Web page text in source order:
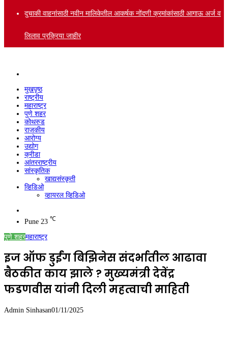
दुचाकी वाहनांसाठी नवीन मालिकेतील आकर्षक नोंदणी क्रमांकांसाठी आगाऊ अर्ज व
लिलाव प्रक्रिया जाहीर
मुखपृष्ठ
राष्ट्रीय
महाराष्ट्र
पुणे शहर
कोथरुड
राजकीय
आरोग्य
उद्योग
क्रीडा
आंतरराष्ट्रीय
सांस्कृतिक
खाद्यसंस्कृती
व्हिडिओ
व्हायरल व्हिडिओ
for
Pune 23 ℃
पुणे शहरमहाराष्ट्र
इज ऑफ डुईंग बिझिनेस संदर्भातील आढावा
बैठकीत काय झाले ? मुख्यमंत्री देवेंद्र
फडणवीस यांनी दिली महत्वाची माहिती
Admin Sinhasan01/11/2025